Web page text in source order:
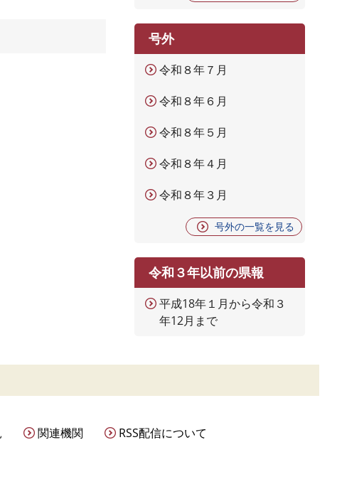
号外
令和８年７月
令和８年６月
令和８年５月
令和８年４月
令和８年３月
号外の一覧を見る
令和３年以前の県報
平成18年１月から令和３
年12月まで
関連機関 RSS配信について